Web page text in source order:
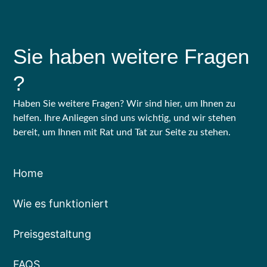
Sie haben weitere Fragen
?
Haben Sie weitere Fragen? Wir sind hier, um Ihnen zu
helfen. Ihre Anliegen sind uns wichtig, und wir stehen
bereit, um Ihnen mit Rat und Tat zur Seite zu stehen.
Home
Wie es funktioniert
Preisgestaltung